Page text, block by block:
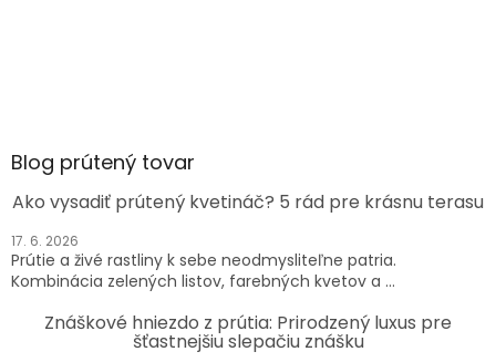
Blog prútený tovar
Ako vysadiť prútený kvetináč? 5 rád pre krásnu terasu
17. 6. 2026
Prútie a živé rastliny k sebe neodmysliteľne patria.
Kombinácia zelených listov, farebných kvetov a ...
Znáškové hniezdo z prútia: Prirodzený luxus pre
šťastnejšiu slepačiu znášku